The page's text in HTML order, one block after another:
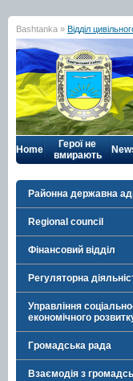
Bashtanka » Відділ
Home
Герої не
вмирають
Районна державна
Regional council
Фінансовий відділ
Регуляторна
Управління
економічного
Громадська рада
Взаємодія з